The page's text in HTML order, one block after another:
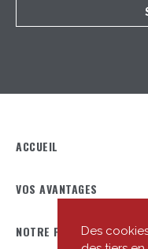
Des
ACCUEIL
VOS AVANTAGES
NOTRE PROFIL